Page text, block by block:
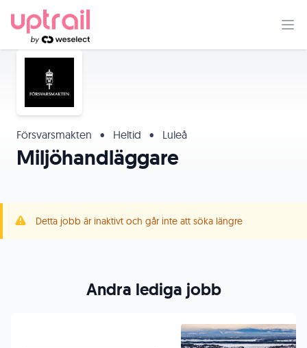
Försvarsmakten • Heltid • Luleå
Miljöhandläggare
Detta jobb är inaktivt och går inte att söka längre
Andra lediga jobb